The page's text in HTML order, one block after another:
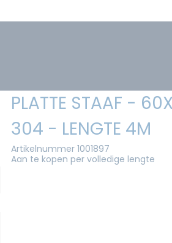
PLATTE STAAF -
304 - LENGTE 4M
Artikelnummer 1001897
Aan te kopen per volledige lengte